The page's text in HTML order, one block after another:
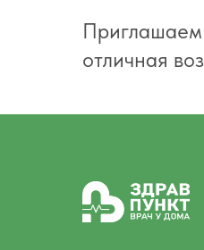
Приглашаем
отличная